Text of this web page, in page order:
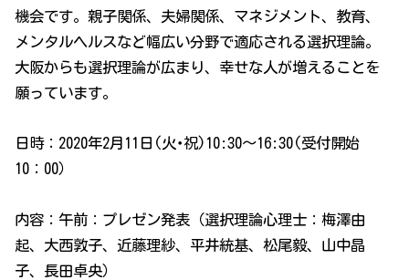
機会です。親子関係、夫婦関係、マネジメント、教育、
メンタルヘルスなど幅広い分野で適応される選択理論。
大阪からも選択理論が広まり、幸せな人が増えることを
願っています。
日時：2020年2月11日(火･祝)10:30～16:30(受付開始
10：00）
内容：午前：プレゼン発表（選択理論心理士：梅澤由
起、大西敦子、近藤理紗、平井統基、松尾毅、山中晶
子、長田卓央）